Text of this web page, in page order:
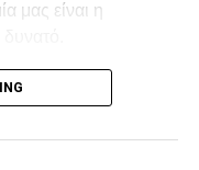
μας είναι η